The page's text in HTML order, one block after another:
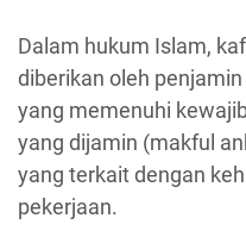
Dalam hukum Islam,
diberikan oleh
yang memenuhi
yang dijamin (makful
yang terkait dengan
pekerjaan.